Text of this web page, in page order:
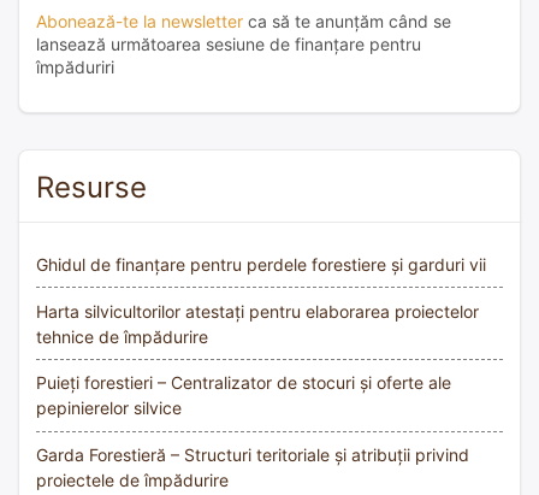
Abonează-te la newsletter ca să te anunțăm când se
lansează următoarea sesiune de finanțare pentru
împăduriri
Resurse
Ghidul de finanțare pentru perdele forestiere și garduri vii
Harta silvicultorilor atestați pentru elaborarea proiectelor
tehnice de împădurire
Puieți forestieri – Centralizator de stocuri și oferte ale
pepinierelor silvice
Garda Forestieră – Structuri teritoriale și atribuții privind
proiectele de împădurire